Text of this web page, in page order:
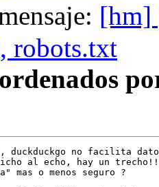
[hm]
robots.txt
duckduckgo no facilita
al echo, hay un
mas o menos seguro ?